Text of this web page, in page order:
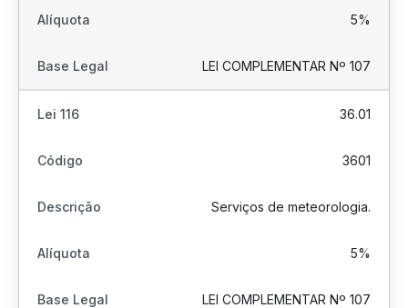
5%
LEI COMPLEMENTAR Nº 107
36.01
3601
Serviços de meteorologia.
5%
LEI COMPLEMENTAR Nº 107